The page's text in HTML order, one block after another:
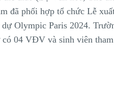
đã phối hợp tổ chức Lễ
Olympic Paris 2024.
04 VĐV và sinh viên